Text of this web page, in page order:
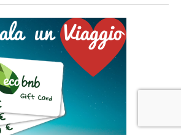
però a modo nostro, in modo lento
sul Golfo di Corinto, alle pendici dei